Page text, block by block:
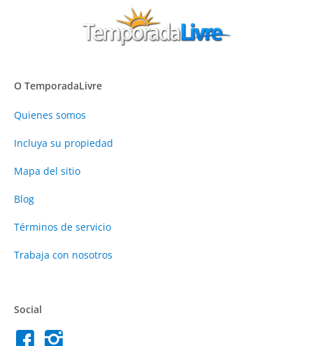
O TemporadaLivre
Quienes somos
Incluya su propiedad
Mapa del sitio
Blog
Términos de servicio
Trabaja con nosotros
Social